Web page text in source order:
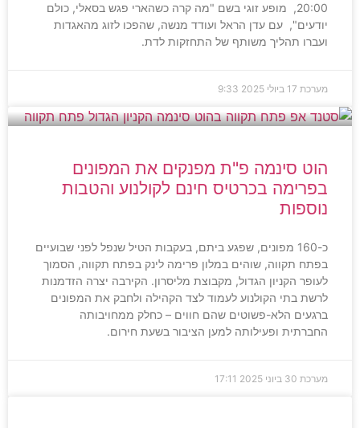
20:00, מופע זוגי בשם "מה קרה כשהארי פגש בסאלי, כולם
יודעים", עם עדן הראל ועודד מנשה, שהפכו לזוג מהאגדות
ועברו תהליך משותף של התחזקות לדת.
מערכת 17 ביולי 2025 9:33
הוט סינמה פ"ת מפנקים את המפונים
בפרימה בכרטיס חינם לקולנוע והטבות
נוספות
כ-160 מפונים, שפגע ביתם, בעקבות הטיל שנפל לפני שבועיים
בפתח תקווה, שוהים במלון פרימה לינק בפתח תקווה, הסמוך
לעופר הקניון הגדול, מקבוצת מליסרון. הקירבה יצרה הזדמנות
לרשת בתי הקולנוע לעמוד לצד הקהילה ולחבק את המפונים
ברגעים הלא-פשוטים שהם חווים – כחלק ממחויבותה
החברתית ופעילותה למען הציבור בשעת חירום.
מערכת 30 ביוני 2025 17:11